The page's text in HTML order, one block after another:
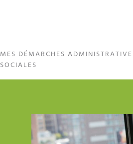
MES DÉMARCHES
SOCIALES